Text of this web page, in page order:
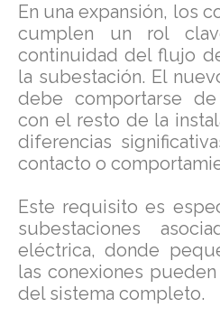
En una expansión, los
cumplen un rol
continuidad del flujo
la subestación. El
debe comportarse
con el resto de la
diferencias
contacto o
Este requisito es
subestaciones
eléctrica, donde
las conexiones
del sistema completo.